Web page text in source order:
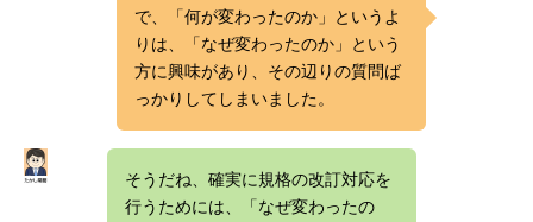
で、「何が変わったのか」というよ
りは、「なぜ変わったのか」という
方に興味があり、その辺りの質問ば
っかりしてしまいました。
そうだね、確実に規格の改訂対応を
行うためには、「なぜ変わったの